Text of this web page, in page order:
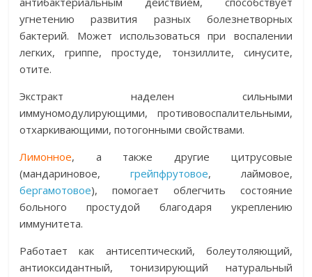
угнетению развития разных болезнетворных
бактерий. Может использоваться при воспалении
легких, гриппе, простуде, тонзиллите, синусите,
отите.
Экстракт наделен сильными
иммуномодулирующими, противовоспалительными,
отхаркивающими, потогонными свойствами.
Лимонное, а также другие цитрусовые
(мандариновое, грейпфрутовое, лаймовое,
бергамотовое), помогает облегчить состояние
больного простудой благодаря укреплению
иммунитета.
Работает как антисептический, болеутоляющий,
антиоксидантный, тонизирующий натуральный